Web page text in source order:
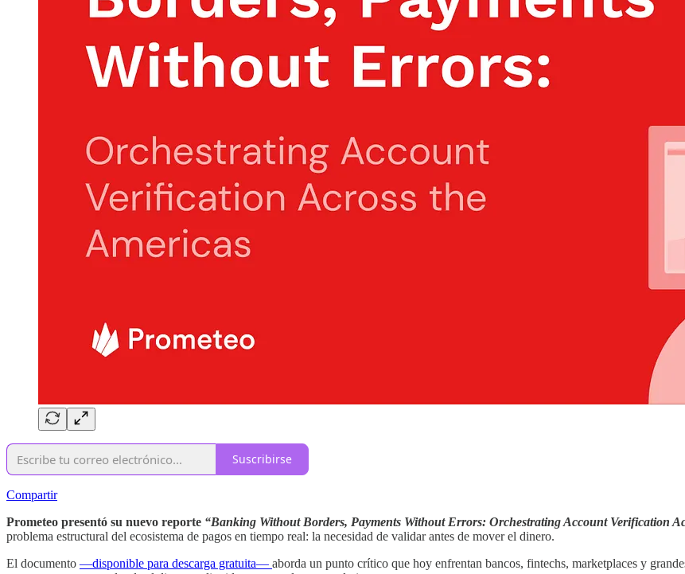
Suscribirse
Compartir
Prometeo presentó su nuevo reporte “Banking Without Borders, Payments Without Errors: Orchestrating Account Verification
problema estructural del ecosistema de pagos en tiempo real: la necesidad de validar antes de mover el dinero.
El documento —disponible para descarga gratuita— aborda un punto crítico que hoy enfrentan bancos, fintechs, marketplaces y